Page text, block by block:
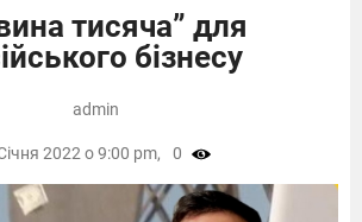
тисяча” для
бізнесу
admin
2022 о 9:00 pm, 0